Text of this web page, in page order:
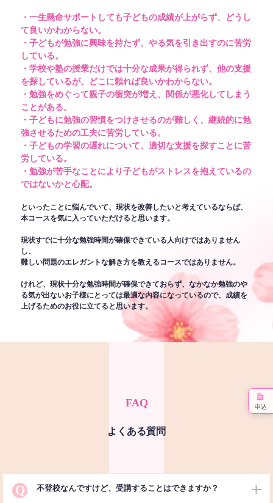
・一生懸命サポートしても子どもの成績が上がらず、どうし
て良いかわからない。
・子どもが勉強に興味を持たず、やる気を引き出すのに苦労
している。
・学校や塾の授業だけでは十分な成果が得られず、他の支援
を探しているが、どこに頼れば良いかわからない。
・勉強をめぐって親子の衝突が増え、関係が悪化してしまう
ことがある。
・子どもに勉強の習慣をつけさせるのが難しく、継続的に勉
強させるための工夫に苦労している。
・子どもの学習の遅れについて、適切な支援を探すことに苦
労している。
・勉強が苦手なことにより子どもがストレスを抱えているの
ではないかと心配。
といったことに悩んでいて、現状を改善したいと考えているならば、
本コースを気に入っていただけると思います。
現状すでに十分な勉強時間が確保できている人向けではありません
し、
難しい問題のエレガントな解き方を教えるコースではありません。
けれど、現状十分な勉強時間が確保できておらず、なかなか勉強のや
る気が出ないお子様にとっては最適な内容になっているので、成績を
上げるためのお役に立てると思います。
FAQ
よくある質問
Q 不登校なんですけど、受講することはできますか？
申込